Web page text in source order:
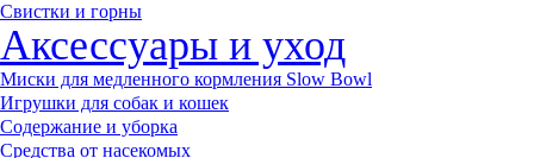
Свистки и горны
Аксессуары и уход
Миски для медленного кормления Slow Bowl
Игрушки для собак и кошек
Содержание и уборка
Средства от насекомых